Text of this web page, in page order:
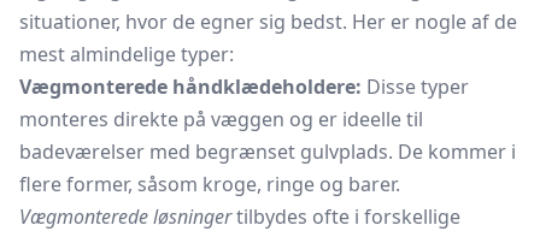
situationer, hvor de egner sig bedst. Her er nogle af de
mest almindelige typer:
Vægmonterede håndklædeholdere: Disse typer
monteres direkte på væggen og er ideelle til
badeværelser med begrænset gulvplads. De kommer i
flere former, såsom kroge, ringe og barer.
Vægmonterede løsningertilbydes ofte i forskellige